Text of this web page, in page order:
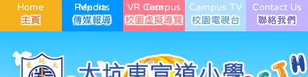
Home Media Reports VR Campus Tour Campus TV Contact Us